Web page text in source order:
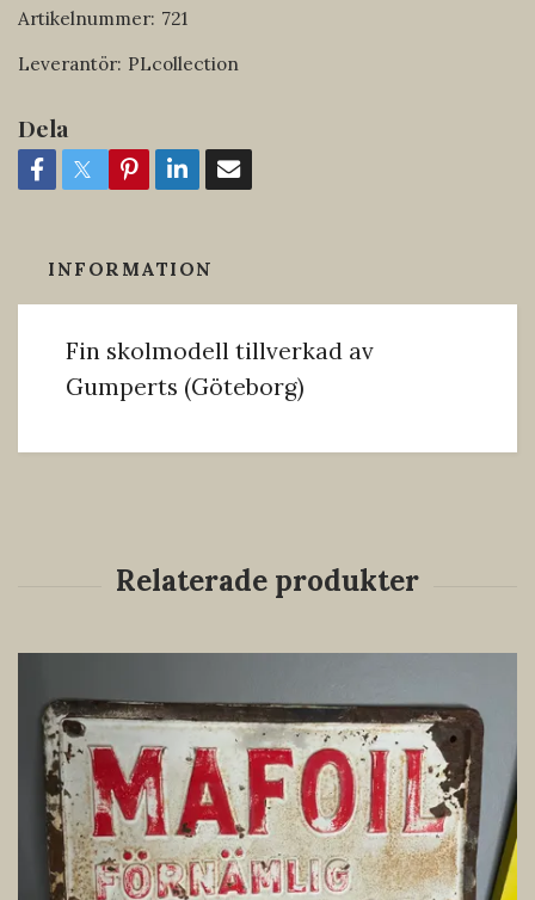
Artikelnummer: 721
Leverantör: PLcollection
Dela
INFORMATION
Fin skolmodell tillverkad av
Gumperts (Göteborg)